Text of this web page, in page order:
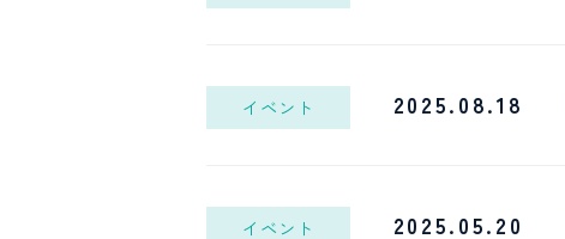
イベント 2025.08.18
イベント 2025.05.20